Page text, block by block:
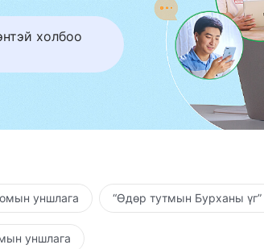
холбоо
уншлага “Өдөр тутмын Бурханы
уншлага